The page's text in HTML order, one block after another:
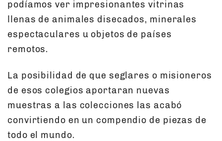
podíamos ver impresionantes vitrinas
llenas de animales disecados, minerales
espectaculares u objetos de países
remotos.
La posibilidad de que seglares o misioneros
de esos colegios aportaran nuevas
muestras a las colecciones las acabó
convirtiendo en un compendio de piezas de
todo el mundo.